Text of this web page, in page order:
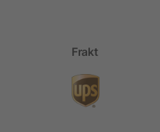
Frakt